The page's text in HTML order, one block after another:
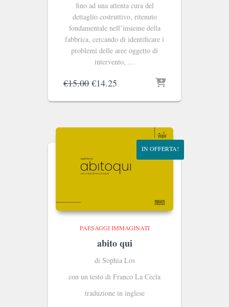
fino ad una attenta cura del
dettaglio costruttivo, ritenuto
fondamentale nell’insieme della
fabbrica, cercando di identificare i
problemi delle aree oggetto di
intervento, …
€15.00 Il
originale
€15.00.
€14.25
attuale
€14.25.
IN OFFERTA!
PAESAGGI IMMAGINATI
abito qui
di Sophia Los
con un testo di Franco La Cecla
traduzione in inglese